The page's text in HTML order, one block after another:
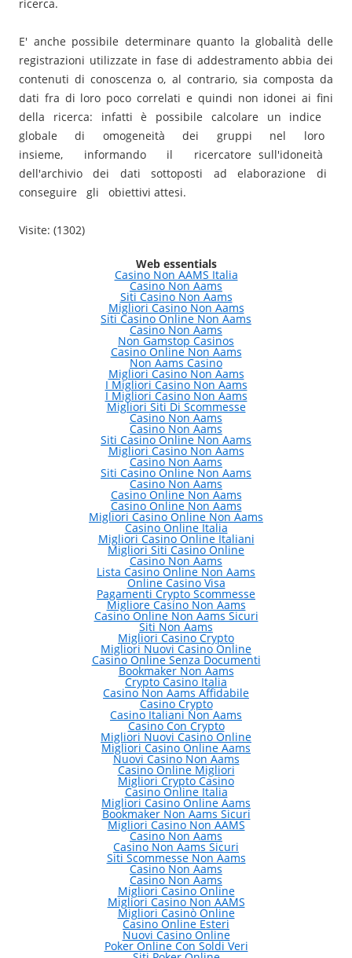
ricerca.
E' anche possibile determinare quanto la globalità delle
registrazioni utilizzate in fase di addestramento abbia dei
contenuti di conoscenza o, al contrario, sia composta da
dati fra di loro poco correlati e quindi non idonei ai fini
della ricerca: infatti è possibile calcolare un indice
globale di omogeneità dei gruppi nel loro
insieme, informando il ricercatore sull'idoneità
dell'archivio dei dati sottoposti ad elaborazione di
conseguire gli obiettivi attesi.
Visite: (1302)
Web essentials
Casino Non AAMS Italia
Casino Non Aams
Siti Casino Non Aams
Migliori Casino Non Aams
Siti Casino Online Non Aams
Casino Non Aams
Non Gamstop Casinos
Casino Online Non Aams
Non Aams Casino
Migliori Casino Non Aams
I Migliori Casino Non Aams
I Migliori Casino Non Aams
Migliori Siti Di Scommesse
Casino Non Aams
Casino Non Aams
Siti Casino Online Non Aams
Migliori Casino Non Aams
Casino Non Aams
Siti Casino Online Non Aams
Casino Non Aams
Casino Online Non Aams
Casino Online Non Aams
Migliori Casino Online Non Aams
Casino Online Italia
Migliori Casino Online Italiani
Migliori Siti Casino Online
Casino Non Aams
Lista Casino Online Non Aams
Online Casino Visa
Pagamenti Crypto Scommesse
Migliore Casino Non Aams
Casino Online Non Aams Sicuri
Siti Non Aams
Migliori Casino Crypto
Migliori Nuovi Casino Online
Casino Online Senza Documenti
Bookmaker Non Aams
Crypto Casino Italia
Casino Non Aams Affidabile
Casino Crypto
Casino Italiani Non Aams
Casino Con Crypto
Migliori Nuovi Casino Online
Migliori Casino Online Aams
Nuovi Casino Non Aams
Casino Online Migliori
Migliori Crypto Casino
Casino Online Italia
Migliori Casino Online Aams
Bookmaker Non Aams Sicuri
Migliori Casino Non AAMS
Casino Non Aams
Casino Non Aams Sicuri
Siti Scommesse Non Aams
Casino Non Aams
Casino Non Aams
Migliori Casino Online
Migliori Casino Non AAMS
Migliori Casinò Online
Casino Online Esteri
Nuovi Casino Online
Poker Online Con Soldi Veri